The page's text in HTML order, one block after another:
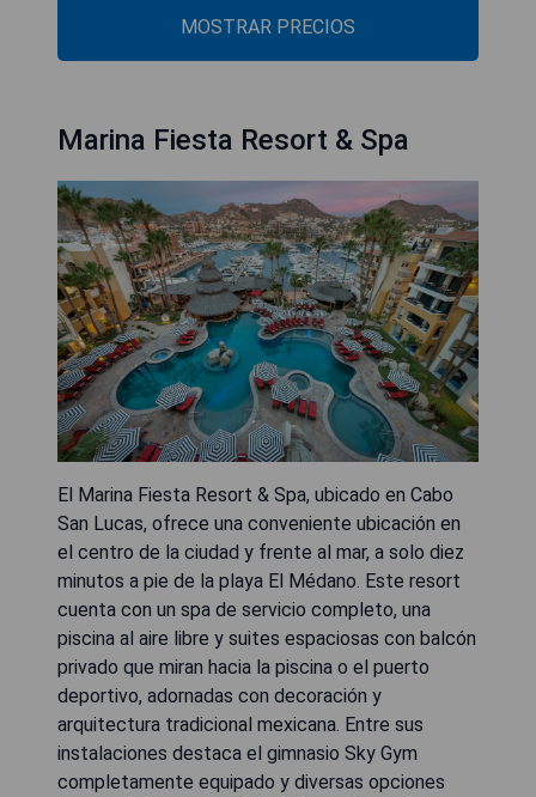
MOSTRAR PRECIOS
Marina Fiesta Resort & Spa
El Marina Fiesta Resort & Spa, ubicado en Cabo
San Lucas, ofrece una conveniente ubicación en
el centro de la ciudad y frente al mar, a solo diez
minutos a pie de la playa El Médano. Este resort
cuenta con un spa de servicio completo, una
piscina al aire libre y suites espaciosas con balcón
privado que miran hacia la piscina o el puerto
deportivo, adornadas con decoración y
arquitectura tradicional mexicana. Entre sus
instalaciones destaca el gimnasio Sky Gym
completamente equipado y diversas opciones